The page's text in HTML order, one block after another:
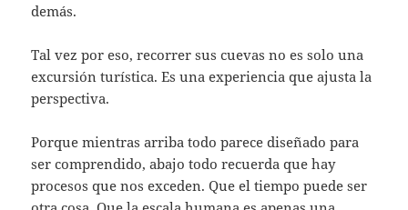
demás.
Tal vez por eso, recorrer sus cuevas no es solo una
excursión turística. Es una experiencia que ajusta la
perspectiva.
Porque mientras arriba todo parece diseñado para
ser comprendido, abajo todo recuerda que hay
procesos que nos exceden. Que el tiempo puede ser